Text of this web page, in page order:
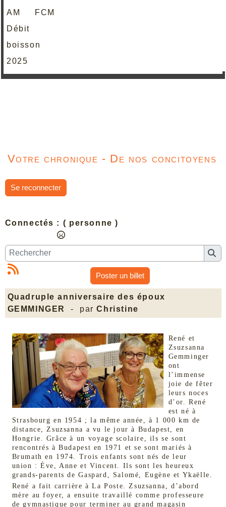
AM FCM
Débit
boisson
2025
Votre chronique - De nos concitoyens
Se reconnecter
Connectés : ( personne )
Poster un billet
Quadruple anniversaire des époux
GEMMINGER
- parChristine
René et
Zsuzsanna
Gemminger
ont
l’immense
joie de fêter
leurs noces
d’or. René
est né à
Strasbourg en 1954 ; la même année, à 1 000 km de
distance, Zsuzsanna a vu le jour à Budapest, en
Hongrie. Grâce à un voyage scolaire, ils se sont
rencontrés à Budapest en 1971 et se sont mariés à
Brumath en 1974. Trois enfants sont nés de leur
union : Ève, Anne et Vincent. Ils sont les heureux
grands-parents de Gaspard, Salomé, Eugène et Ykaëlle.
René a fait carrière à La Poste. Zsuzsanna, d’abord
mère au foyer, a ensuite travaillé comme professeure
de gymnastique pour terminer au grand magasin